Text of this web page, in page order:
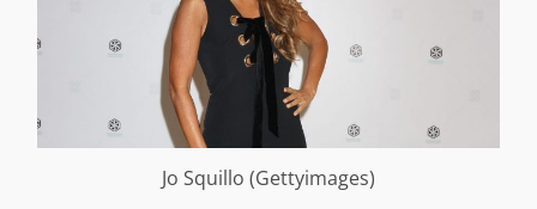
Jo Squillo (Gettyimages)